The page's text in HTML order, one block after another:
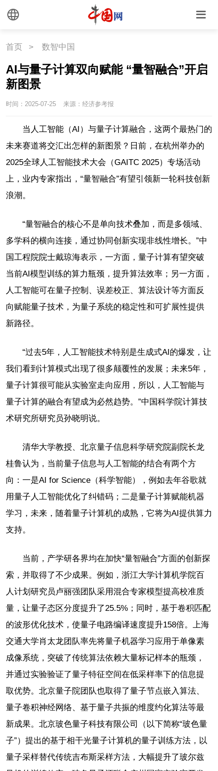
首页 > 数智中国
AI与量子计算双向赋能 “量智融合”开启
新图景
时间：2025-07-25 来源：经济参考报
当人工智能（AI）与量子计算融合，这两个最热门的
未来赛道将交汇出怎样的新图景？日前，在杭州举办的
2025全球人工智能技术大会（GAITC 2025）专场活动
上，业内专家指出，“量智融合”有望引领新一轮科技创新
浪潮。
“量智融合的核心不是单向技术叠加，而是多领域、
多学科的横向连接，通过协同创新实现非线性增长。”中
国工程院院士戴琼海表示，一方面，量子计算有望突破
当前AI模型训练的算力瓶颈，提升算法效率；另一方面，
人工智能可在量子控制、误差校正、算法设计等方面反
向赋能量子技术，为量子系统的稳定性和可扩展性提供
新路径。
“过去5年，人工智能技术特别是生成式AI的爆发，让
我们看到计算模式出现了很多颠覆性的发展；未来5年，
量子计算很可能从实验室走向应用，所以，人工智能与
量子计算的融合有望成为必然趋势。”中国科学院计算技
术研究所研究员孙晓明说。
清华大学教授、北京量子信息科学研究院副院长龙
桂鲁认为，当前量子信息与人工智能的结合有两个方
向：一是AI for Science（科学智能），例如去年谷歌就
用量子人工智能优化了纠错码；二是量子计算赋能机器
学习，未来，随着量子计算机的成熟，它将为AI提供算力
支持。
当前，产学研各界均在加快“量智融合”方面的创新探
索，并取得了不少成果。例如，浙江大学计算机学院百
人计划研究员卢丽强团队采用混合专家模型提高校准质
量，让量子态区分度提升了25.5%；同时，基于卷积匹配
的波形优化技术，使量子电路编译速度提升158倍。上海
交通大学肖太龙团队率先将量子机器学习应用于单像素
成像系统，突破了传统算法依赖大量标记样本的瓶颈，
并通过实验验证了量子特征空间在低采样率下的信息提
取优势。北京量子院团队也取得了量子节点嵌入算法、
量子卷积神经网络、基于量子共振的维度约化算法等最
新成果。北京玻色量子科技有限公司（以下简称“玻色量
子”）提出的基于相干光量子计算机的量子训练方法，以
量子采样替代传统吉布斯采样方法，大幅提升了玻尔兹